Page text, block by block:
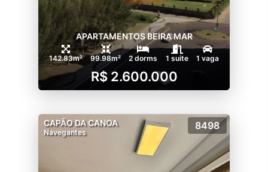
APARTAMENTOS BEIRA MAR
142.83m² 99.98m² 2 dorms 1 suíte 1 vaga
R$ 2.600.000
CAPÃO DA CANOA
Navegantes
8498